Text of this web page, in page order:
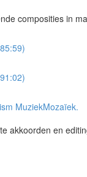
composities in
MuziekMozaïek.
akkoorden en